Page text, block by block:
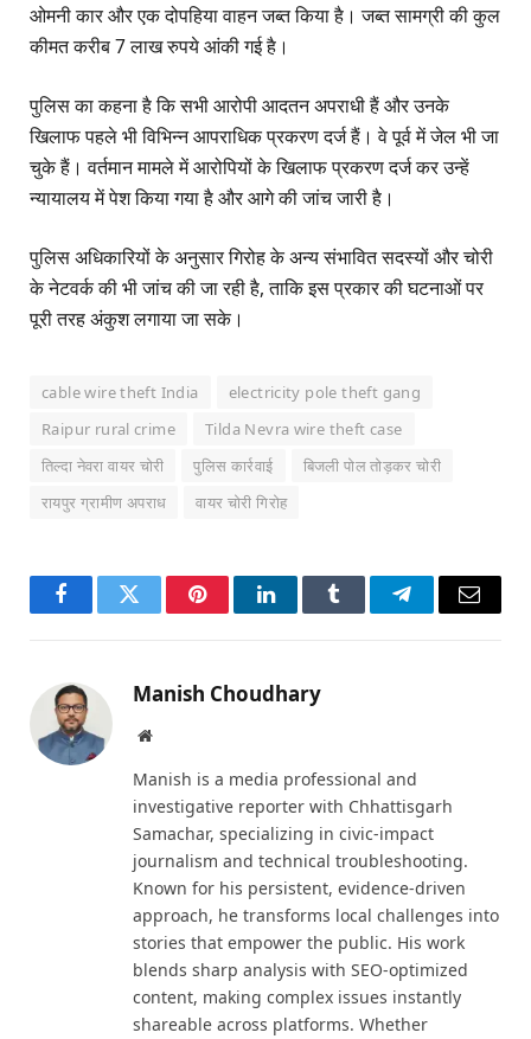
ओमनी कार और एक दोपहिया वाहन जब्त किया है। जब्त सामग्री की कुल
कीमत करीब 7 लाख रुपये आंकी गई है।
पुलिस का कहना है कि सभी आरोपी आदतन अपराधी हैं और उनके
खिलाफ पहले भी विभिन्न आपराधिक प्रकरण दर्ज हैं। वे पूर्व में जेल भी जा
चुके हैं। वर्तमान मामले में आरोपियों के खिलाफ प्रकरण दर्ज कर उन्हें
न्यायालय में पेश किया गया है और आगे की जांच जारी है।
पुलिस अधिकारियों के अनुसार गिरोह के अन्य संभावित सदस्यों और चोरी
के नेटवर्क की भी जांच की जा रही है, ताकि इस प्रकार की घटनाओं पर
पूरी तरह अंकुश लगाया जा सके।
cable wire theft India
electricity pole theft gang
Raipur rural crime
Tilda Nevra wire theft case
तिल्दा नेवरा वायर चोरी
पुलिस कार्रवाई
बिजली पोल तोड़कर चोरी
रायपुर ग्रामीण अपराध
वायर चोरी गिरोह
FacebookTwitter PinterestLinkedInTumblr TelegramEmail
Manish Choudhary
Website
Manish is a media professional and
investigative reporter with Chhattisgarh
Samachar, specializing in civic-impact
journalism and technical troubleshooting.
Known for his persistent, evidence-driven
approach, he transforms local challenges into
stories that empower the public. His work
blends sharp analysis with SEO-optimized
content, making complex issues instantly
shareable across platforms. Whether